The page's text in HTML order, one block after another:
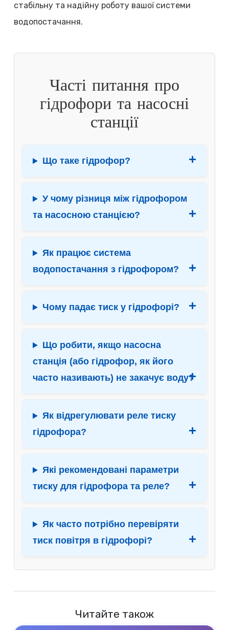
стабільну та надійну роботу вашої системи
водопостачання.
Часті питання про
гідрофори та насосні
станції
Що таке гідрофор?
У чому різниця між гідрофором
та насосною станцією?
Як працює система
водопостачання з гідрофором?
Чому падає тиск у гідрофорі?
Що робити, якщо насосна
станція (або гідрофор, як його
часто називають) не закачує воду?
Як відрегулювати реле тиску
гідрофора?
Які рекомендовані параметри
тиску для гідрофора та реле?
Як часто потрібно перевіряти
тиск повітря в гідрофорі?
Читайте також